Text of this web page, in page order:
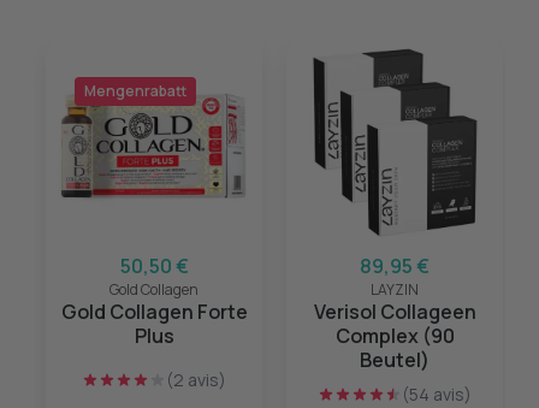
Mengenrabatt
50,50 €
Gold Collagen
Gold Collagen Forte
Plus
(2 avis)
89,95 €
LAYZIN
Verisol Collageen
Complex (90
Beutel)
(54 avis)